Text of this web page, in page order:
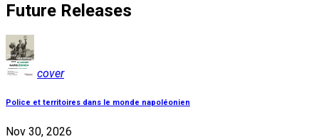
Future Releases
cover
Police et territoires dans le monde napoléonien
Nov 30, 2026